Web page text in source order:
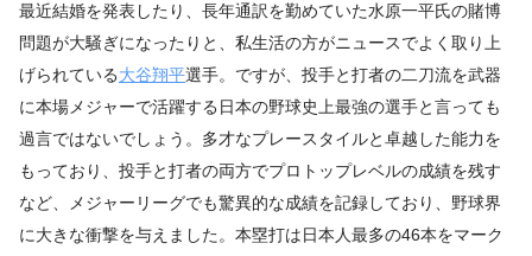
最近結婚を発表したり、長年通訳を勤めていた水原一平氏の賭博
問題が大騒ぎになったりと、私生活の方がニュースでよく取り上
げられている大谷翔平選手。ですが、投手と打者の二刀流を武器
に本場メジャーで活躍する日本の野球史上最強の選手と言っても
過言ではないでしょう。多才なプレースタイルと卓越した能力を
もっており、投手と打者の両方でプロトップレベルの成績を残す
など、メジャーリーグでも驚異的な成績を記録しており、野球界
に大きな衝撃を与えました。本塁打は日本人最多の46本をマーク